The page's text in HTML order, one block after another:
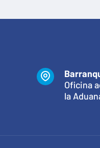
Oficina
la